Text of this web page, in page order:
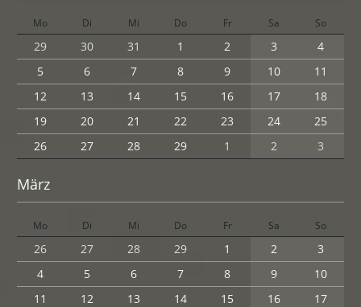
Mo Di Mi Do Fr Sa So
29 30 31 1 2 3
4
5
6 7 8 9 10
11
12
13 14 15 16 17
18
19
20 21 22 23 24
25
26
27 28 29 1 2 3
März
Mo Di Mi Do Fr Sa So
26 27 28 29 1 2
3
4
5 6 7 8 9
10
11
12 13 14 15 16
17